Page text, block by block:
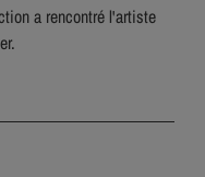
a rencontré l'artiste